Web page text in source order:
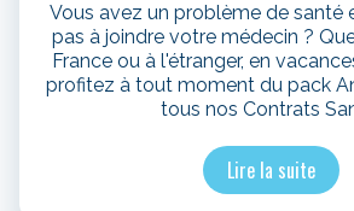
Vous avez un problème de santé
pas à joindre votre médecin ?
France ou à l'étranger, en
profitez à tout moment du pack
tous nos Contrats
Lire la suite